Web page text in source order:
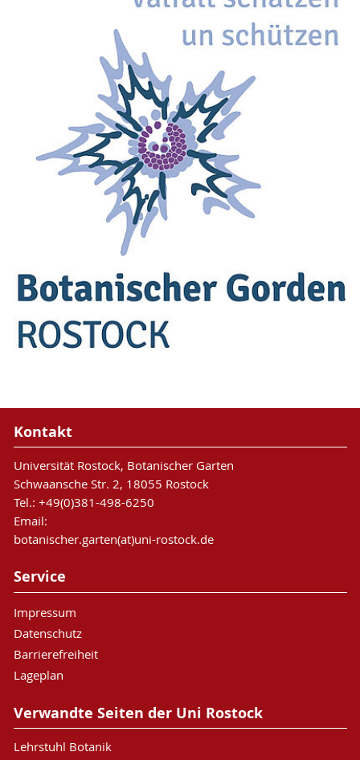
Kontakt
Universität Rostock, Botanischer Garten
Schwaansche Str. 2, 18055 Rostock
Tel.: +49(0)381-498-6250
Email:
botanischer.garten(at)uni-rostock.de
Service
Impressum
Datenschutz
Barrierefreiheit
Lageplan
Verwandte Seiten der Uni Rostock
Lehrstuhl Botanik